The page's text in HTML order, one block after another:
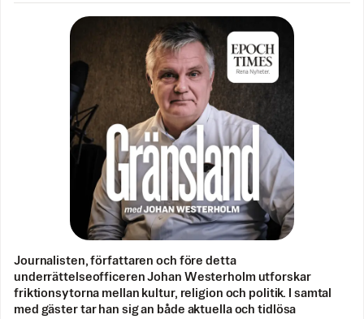
Journalisten, författaren och före detta
underrättelseofficeren Johan Westerholm utforskar
friktionsytorna mellan kultur, religion och politik. I samtal
med gäster tar han sig an både aktuella och tidlösa